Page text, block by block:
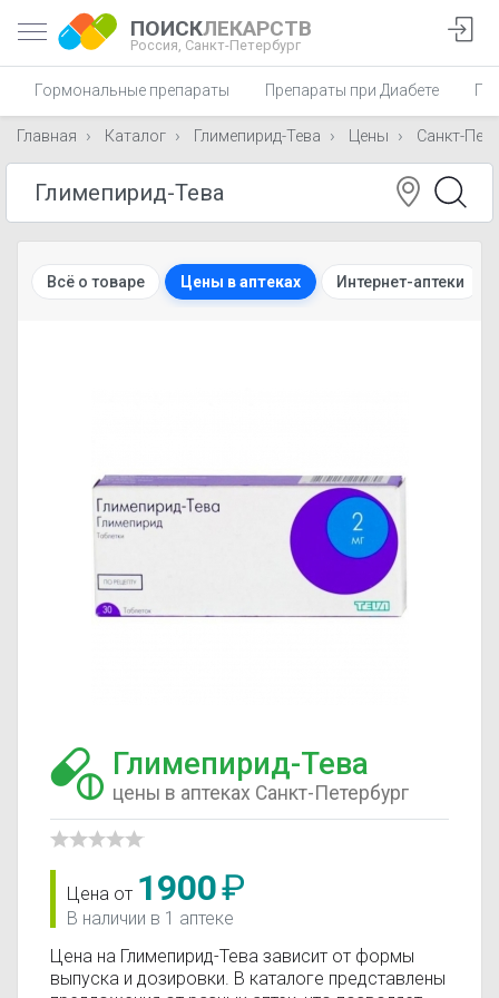
ПОИСКЛЕКАРСТВ
Россия, Санкт-Петербург
Гормональные препараты Препараты при Диабете
Главная Каталог Глимепирид-Тева Цены Санкт-
Всё о товаре Цены в аптеках Интернет-аптеки
Глимепирид-Тева
цены в аптеках Санкт-Петербург
Цена от 1900₽
В наличии в 1 аптеке
Цена на Глимепирид-Тева зависит от формы
выпуска и дозировки. В каталоге представлены